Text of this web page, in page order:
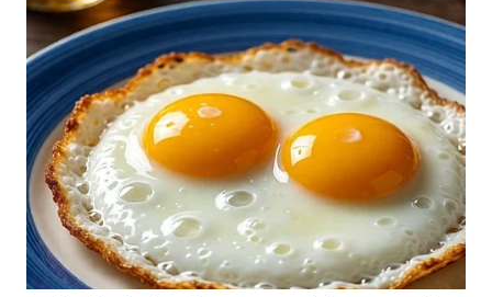
KALTENG
WN
KALTARA
WN
KALSEL
WN
KALTIM